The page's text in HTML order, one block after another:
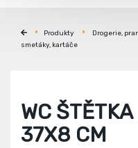
Produkty Drogerie,
smetáky, kartáče
WC
37X8 CM